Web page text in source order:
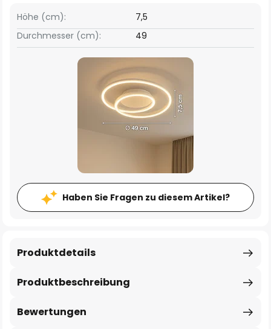
Höhe (cm):
7,5
Durchmesser (cm):
49
Haben Sie Fragen zu diesem Artikel?
Produktbeschreibung
Produktdetails
Bewertungen